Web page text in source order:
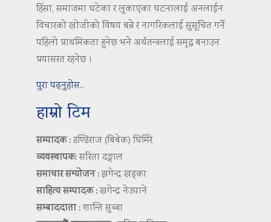
हिंसा, समाजमा घटेका र लुकाएका घटनालाई अनलाईन
विचारको खोजीको विषय बन्ने र नागरिकलाई सुसूचित गर्ने
पहिलो प्राथमिकता हुनेछ भने अर्थतन्त्रलाई समृद्ध बनाउन
प्रयासरत रहनेछ ।
पुरा पढ्नुहोस..
हाम्रो टिम
सम्पादक :डण्डिराज (बिबेक) घिमिरे
व्यवस्थापक:सरिता दङ्गाल
समाचार सम्योजन :झगेन्द्र खड्का
साहित्य सम्पादक :खगेन्द्र नेउपाने
सम्बाददाता :शान्ति सुब्बा